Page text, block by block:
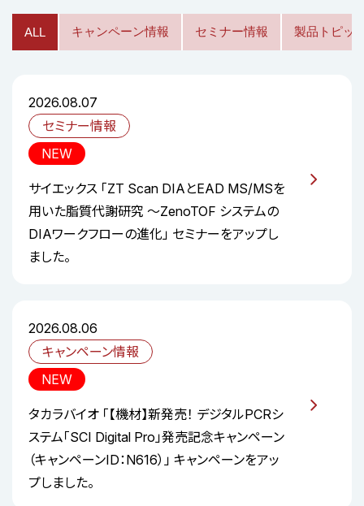
ALL キャンペーン情報 セミナー情報 製品トピッ
2026.08.07
セミナー情報
NEW
サイエックス 「ZT Scan DIAとEAD MS/MSを
用いた脂質代謝研究 ～ZenoTOF システムの
DIAワークフローの進化」 セミナーをアップし
ました。
2026.08.06
キャンペーン情報
NEW
タカラバイオ 「【機材】新発売！ デジタルPCRシ
ステム「SCI Digital Pro」発売記念キャンペーン
（キャンペーンID：N616）」 キャンペーンをアッ
プしました。